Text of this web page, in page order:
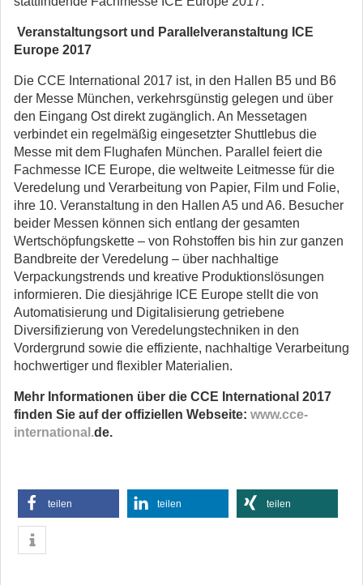
Veranstaltungsort und Parallelveranstaltung ICE
Europe 2017
Die CCE International 2017 ist, in den Hallen B5 und B6
der Messe München, verkehrsgünstig gelegen und über
den Eingang Ost direkt zugänglich. An Messetagen
verbindet ein regelmäßig eingesetzter Shuttlebus die
Messe mit dem Flughafen München. Parallel feiert die
Fachmesse ICE Europe, die weltweite Leitmesse für die
Veredelung und Verarbeitung von Papier, Film und Folie,
ihre 10. Veranstaltung in den Hallen A5 und A6. Besucher
beider Messen können sich entlang der gesamten
Wertschöpfungskette – von Rohstoffen bis hin zur ganzen
Bandbreite der Veredelung – über nachhaltige
Verpackungstrends und kreative Produktionslösungen
informieren. Die diesjährige ICE Europe stellt die von
Automatisierung und Digitalisierung getriebene
Diversifizierung von Veredelungstechniken in den
Vordergrund sowie die effiziente, nachhaltige Verarbeitung
hochwertiger und flexibler Materialien.
Mehr Informationen über die CCE International 2017
finden Sie auf der offiziellen Webseite: www.cce-
international.de.
teilen teilen teilen